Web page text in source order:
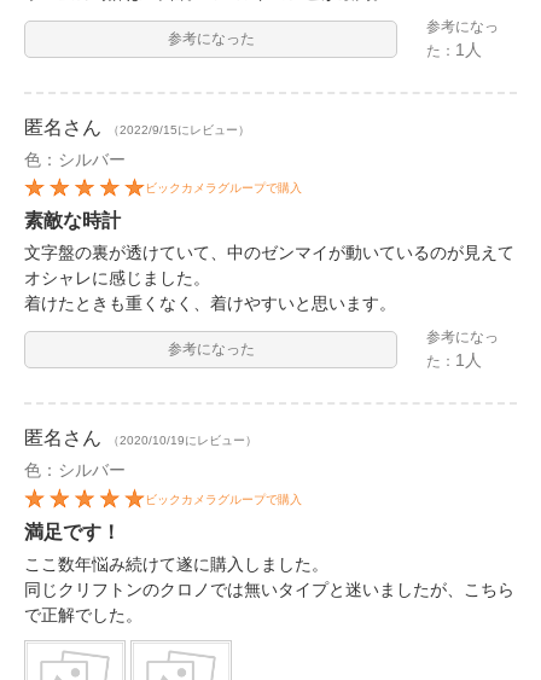
参考になった
参考になっ
た： 1人
匿名 さん （2022/9/15にレビュー）
色：シルバー
ビックカメラグループで購入
素敵な時計
文字盤の裏が透けていて、中のゼンマイが動いているのが見えて
オシャレに感じました。
着けたときも重くなく、着けやすいと思います。
参考になった
参考になっ
た： 1人
匿名 さん （2020/10/19にレビュー）
色：シルバー
ビックカメラグループで購入
満足です！
ここ数年悩み続けて遂に購入しました。
同じクリフトンのクロノでは無いタイプと迷いましたが、こちら
で正解でした。